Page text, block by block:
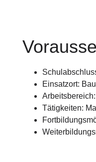
Einsatzort:
Tätigkeiten: